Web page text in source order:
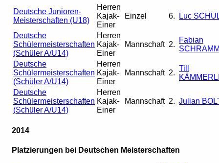
Deutsche Junioren-
Meisterschaften (U18)
Herren
Kajak-
Einer
Einzel 6. Luc
Deutsche
Schülermeisterschaften
(Schüler A/U14)
Herren
Kajak-
Einer
Mannschaft 2.
Fabian
Deutsche
Schülermeisterschaften
(Schüler A/U14)
Herren
Kajak-
Einer
Mannschaft 2.
Till
Deutsche
Schülermeisterschaften
(Schüler A/U14)
Herren
Kajak-
Einer
Mannschaft 2. Julian
2014
Platzierungen bei Deutschen Meisterschaften